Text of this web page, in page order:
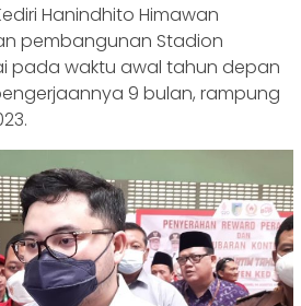
Hanindhito Himawan
pembangunan Stadion
pada waktu awal tahun depan
9 bulan, rampung